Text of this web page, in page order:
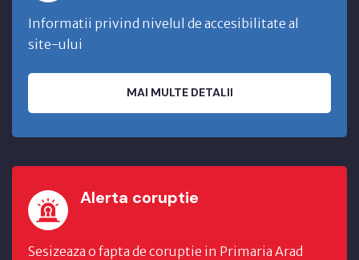
Informatii privind nivelul de accesibilitate al
site-ului
MAI MULTE DETALII
Alerta coruptie
Sesizeaza o fapta de coruptie in Primaria Arad